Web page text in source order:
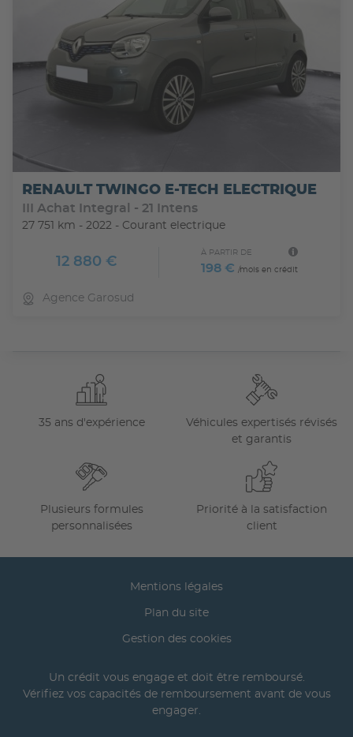
RENAULT TWINGO E-TECH ELECTRIQUE
III Achat Integral - 21 Intens
27 751 km - 2022 - Courant electrique
12 880 €
À PARTIR DE
198 € /mois en crédit
Agence Garosud
35 ans d'expérience
Véhicules expertisés révisés
et garantis
Plusieurs formules
personnalisées
Priorité à la satisfaction
client
Mentions légales
Plan du site
Gestion des cookies
Un crédit vous engage et doit être remboursé.
Vérifiez vos capacités de remboursement avant de vous
engager.